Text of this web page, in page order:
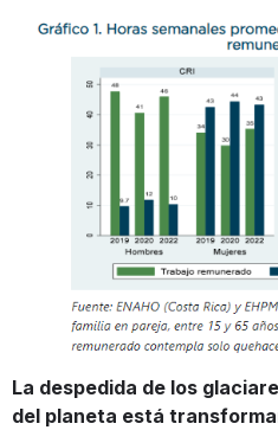
La despedida de los
del planeta está